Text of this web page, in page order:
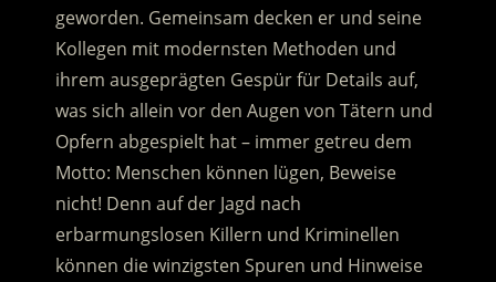
geworden. Gemeinsam decken er und seine
Kollegen mit modernsten Methoden und
ihrem ausgeprägten Gespür für Details auf,
was sich allein vor den Augen von Tätern und
Opfern abgespielt hat – immer getreu dem
Motto: Menschen können lügen, Beweise
nicht! Denn auf der Jagd nach
erbarmungslosen Killern und Kriminellen
können die winzigsten Spuren und Hinweise